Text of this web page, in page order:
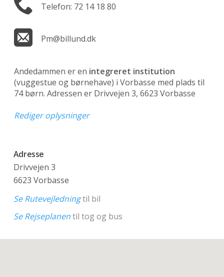
Telefon: 72 14 18 80
Pm@billund.dk
Andedammen er en integreret institution
(vuggestue og børnehave) i Vorbasse med plads til
74 børn. Adressen er Drivvejen 3, 6623 Vorbasse
Rediger oplysninger
Adresse
Drivvejen 3
6623 Vorbasse
Se Rutevejledningtil bil
Se Rejseplanentil tog og bus